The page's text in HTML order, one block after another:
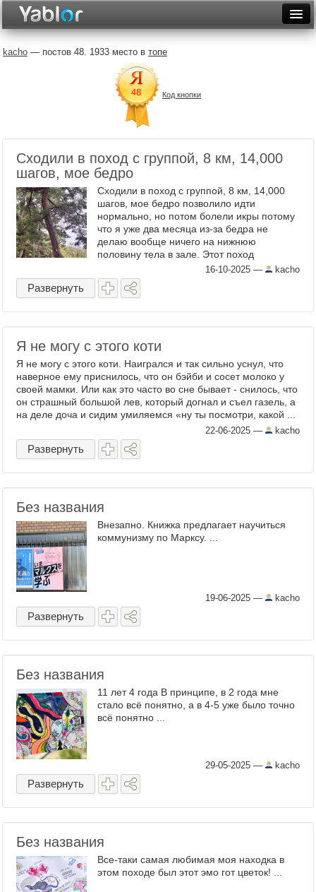
Неделя
Месяц
Рейтинги
Архив
Видеотоп
kacho — постов 48. 1933 место в топе
Код кнопки
Сходили в поход с группой, 8 км, 14,000
шагов, мое бедро
Сходили в поход с группой, 8 км, 14,000
шагов, мое бедро позволило идти
нормально, но потом болели икры потому
что я уже два месяца из-за бедра не
делаю вообще ничего на нижнюю
половину тела в зале. Этот поход
единственный из всех походов, когда
абсолютно нечего показать - мы шли вдоль
...
16-10-2025 — kacho
Развернуть
Я не могу с этого коти
Я не могу с этого коти. Наигрался и так сильно уснул, что
наверное ему приснилось, что он бэйби и сосет молоко у
своей мамки. Или как это часто во сне бывает - снилось, что
он страшный большой лев, который догнал и съел газель, а
на деле доча и сидим умиляемся «ну ты посмотри, какой ...
22-06-2025 — kacho
Развернуть
Без названия
Внезапно. Книжка предлагает научиться
коммунизму по Марксу. ...
19-06-2025 — kacho
Развернуть
Без названия
11 лет 4 года В принципе, в 2 года мне
стало всё понятно, а в 4-5 уже было точно
всё понятно ...
29-05-2025 — kacho
Развернуть
Без названия
Все-таки самая любимая моя находка в
этом походе был этот эмо гот цветок! ...